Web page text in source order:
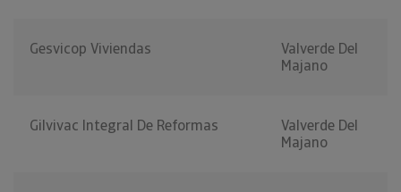
Gesvicop Viviendas
Valverde Del
Majano
Gilvivac Integral De Reformas
Valverde Del
Majano